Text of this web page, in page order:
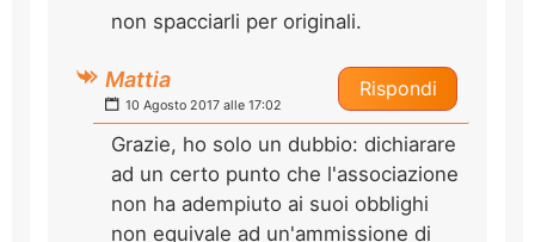
non spacciarli per originali.
Rispondi
Mattia
10 Agosto 2017 alle 17:02
Grazie, ho solo un dubbio: dichiarare
ad un certo punto che l'associazione
non ha adempiuto ai suoi obblighi
non equivale ad un'ammissione di